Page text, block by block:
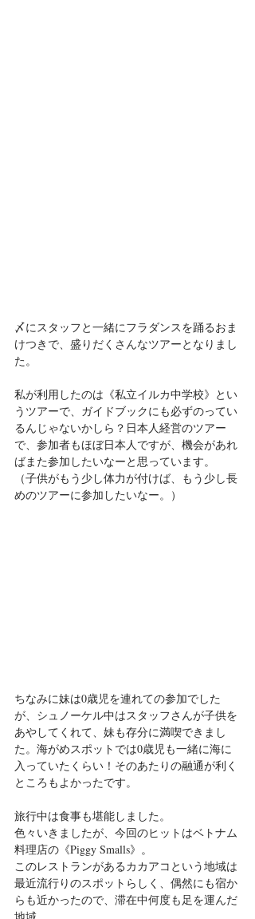
〆にスタッフと一緒にフラダンスを踊るおま
けつきで、盛りだくさんなツアーとなりまし
た。
私が利用したのは《私立イルカ中学校》とい
うツアーで、ガイドブックにも必ずのってい
るんじゃないかしら？日本人経営のツアー
で、参加者もほぼ日本人ですが、機会があれ
ばまた参加したいなーと思っています。
（子供がもう少し体力が付けば、もう少し長
めのツアーに参加したいなー。）
ちなみに妹は0歳児を連れての参加でした
が、シュノーケル中はスタッフさんが子供を
あやしてくれて、妹も存分に満喫できまし
た。海がめスポットでは0歳児も一緒に海に
入っていたくらい！そのあたりの融通が利く
ところもよかったです。
旅行中は食事も堪能しました。
色々いきましたが、今回のヒットはベトナム
料理店の《Piggy Smalls》。
このレストランがあるカカアコという地域は
最近流行りのスポットらしく、偶然にも宿か
らも近かったので、滞在中何度も足を運んだ